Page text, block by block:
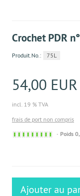
Crochet PDR
Produit.No.: 75L
54,00 EUR
incl. 19 % TVA
frais de port non compris
Sofort
Poids
Ajouter au